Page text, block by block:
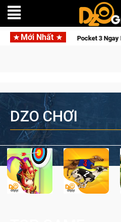
Mới Nhất
Pocket 3 Ngay Hôm Nay
DZO CHƠI